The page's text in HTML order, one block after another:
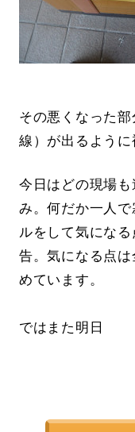
その悪くなった
線）が出るように
今日はどの現場
み。何だか一人
ルをして気にな
告。気になる点
めています。
ではまた明日